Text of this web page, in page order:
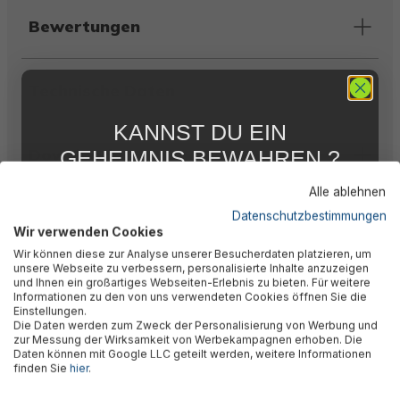
Bewertungen
Downloads
Herstellerinformation
Kunden kauften auch
Alle ablehnen
Datenschutzbestimmungen
Wir verwenden Cookies
Wir können diese zur Analyse unserer Besucherdaten platzieren, um
unsere Webseite zu verbessern, personalisierte Inhalte anzuzeigen
und Ihnen ein großartiges Webseiten-Erlebnis zu bieten. Für weitere
Informationen zu den von uns verwendeten Cookies öffnen Sie die
Einstellungen.
Die Daten werden zum Zweck der Personalisierung von Werbung und
zur Messung der Wirksamkeit von Werbekampagnen erhoben. Die
Daten können mit Google LLC geteilt werden, weitere Informationen
finden Sie hier.
KANNST DU EIN
GEHEIMNIS BEWAHREN ?
FÜR DICH
Abonniere jetzt unseren kostenlosen
Newsletter, verpasse keine Neuigkeiten und
Aktionen mehr und sichere Dir 5 %
Willkommensrabatt auf nicht reduzierte Ware
bei Deiner ersten Bestellung !*
Email